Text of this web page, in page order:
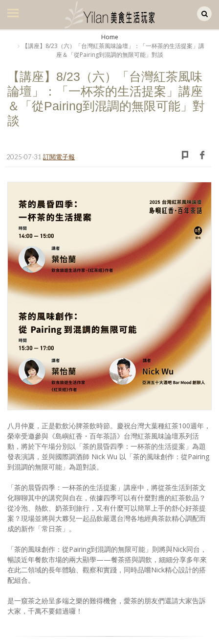
美食集
美飲集
廚房集
旅遊集
旅遊美食集
享樂隨手拍
照相簿
影音區
創意出版服務
歷史區
關於Yilan
個人著作
活動實況記錄
媒體報導一覽
合作與代言
訂閱電子報
Home
【講座】8/23（六）「台灣紅茶風味論壇」：「一杯茶的生活提案」講
座＆「從Pairing到混調的無限可能」對談
【講座】8/23（六）「台灣紅茶風味
論壇」：「一杯茶的生活提案」講座
＆「從Pairing到混調的無限可能」對
談
2025-07-31 訂閱電子報
八月仲夏，正是歡飲沁脾茶飲時節。慶祝台灣大葉種紅茶100週年，
榮幸受邀參與《島嶼紅香・百年茶語》台灣紅茶風味論壇系列活
動，將於下午場分別以「茶的晨昏四季：一杯茶的生活提案」為題
發表演講，並與國際調酒師 Nick Wu 以「茶的風味創作：從Pairing
到混調的無限可能」為題對談。
「茶的晨昏四季：一杯茶的生活提案」講座中，將從茶生活到茶文
化聊聊其中的講究與自在，依據四季可以有什麼對應的紅茶飲品？
從冷泡、熱飲、奶茶到旅行，又有什麼可以簡單上手的舒心好茶提
案？現場並將與大夥兒一起品飲嚴選台灣各地經典茶款精心調配而
成的新作「常日茶」。
「茶的風味創作：從Pairing到混調的無限可能」則將與Nick同台，
暢談近年餐飲市場的兩大顯學——餐茶搭與調飲，細細分享多年來
在此二領域的長年體驗、觀察和實踐，同時品嚐Nick精心設計的搭
配組合。
是一窺茶之紛呈多端之樂的難得機會，愛茶的朋友們還請大家告訴
大家，千萬不要錯過囉！